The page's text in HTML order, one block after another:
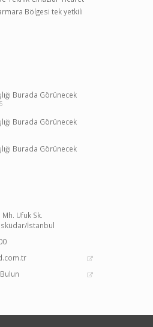
Bölgesi tek yetkili
Burada Görünecek
Burada Görünecek
Burada Görünecek
Mh. Ufuk Sk.
İstanbul